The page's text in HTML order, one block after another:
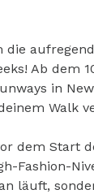
Ab dem
in
Walk
dem Start
Fashion-
läuft,